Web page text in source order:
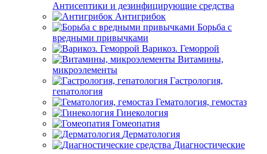
Антисептики и дезинфицирующие средства
Антигрибок
Борьба с
вредными привычками
Варикоз. Геморрой
Витамины,
микроэлементы
Гастрология,
гепатология
Гематология, гемостаз
Гинекология
Гомеопатия
Дерматология
Диагностические